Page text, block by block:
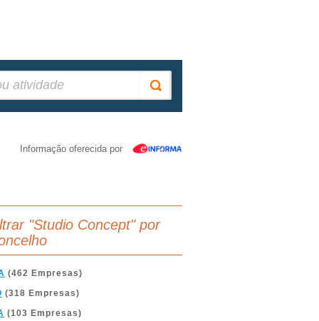
Informação oferecida por
"Studio Concept" por
(462 Empresas)
(318 Empresas)
(103 Empresas)